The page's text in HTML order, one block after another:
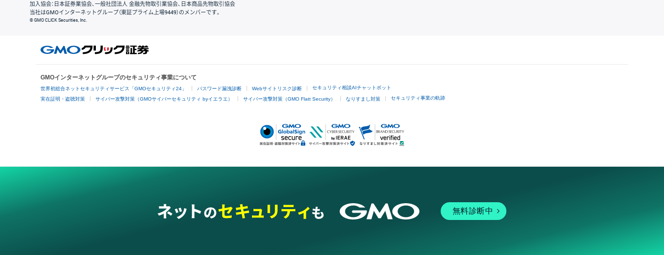
加入協会：日本証券業協会、一般社団法人 金融先物取引業協会、日本商品先物取引協会
当社はGMOインターネットグループ（東証プライム上場9449）のメンバーです。
© GMO CLICK Securities, Inc.
GMOインターネットグループのセキュリティ事業について
世界初総合ネットセキュリティサービス「GMOセキュリティ24」 パスワード漏洩診断 Webサイトリスク診断 セキュリティ相談AIチャットボット
実在証明・盗聴対策 サイバー攻撃対策（GMOサイバーセキュリティ byイエラエ） サイバー攻撃対策（GMO Flatt Security） なりすまし対策 セキュリティ事業の軌跡
無料診断中